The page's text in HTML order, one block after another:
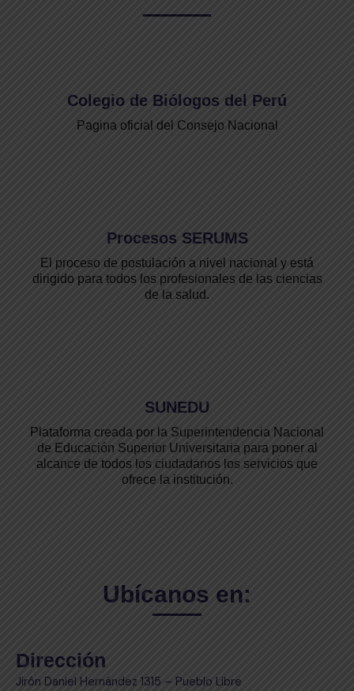
Colegio de Biólogos del Perú
Pagina oficial del Consejo Nacional
Procesos SERUMS
El proceso de postulación a nivel nacional y está
dirigido para todos los profesionales de las ciencias
de la salud.
SUNEDU
Plataforma creada por la Superintendencia Nacional
de Educación Superior Universitaria para poner al
alcance de todos los ciudadanos los servicios que
ofrece la institución.
Ubícanos en:
Dirección
Jirón Daniel Hernández 1315 – Pueblo Libre